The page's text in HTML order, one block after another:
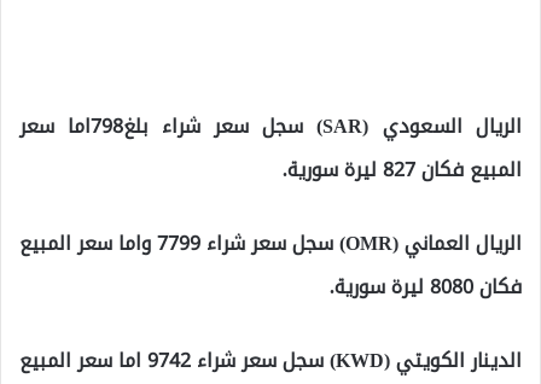
الريال السعودي (SAR) سجل سعر شراء بلغ798اما سعر
المبيع فكان 827 ليرة سورية.
الريال العماني (OMR) سجل سعر شراء 7799 واما سعر المبيع
فكان 8080 ليرة سورية.
الدينار الكويتي (KWD) سجل سعر شراء 9742 اما سعر المبيع